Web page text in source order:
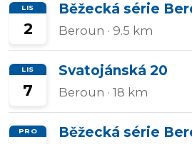
LIS
2
Běžecká série
Beroun · 9.5 km
LIS
7
Svatojánská 20
Beroun · 18 km
PRO Běžecká série